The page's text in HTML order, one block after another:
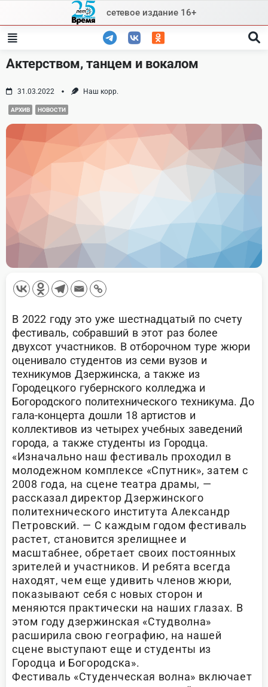
content
сетевое издание 16+
Актерством, танцем и вокалом
31.03.2022 Наш корр.
АРХИВ НОВОСТИ
В 2022 году это уже шестнадцатый по счету
фестиваль, собравший в этот раз более
двухсот участников. В отборочном туре жюри
оценивало студентов из семи вузов и
техникумов Дзержинска, а также из
Городецкого губернского колледжа и
Богородского политехнического техникума. До
гала-концерта дошли 18 артистов и
коллективов из четырех учебных заведений
города, а также студенты из Городца.
«Изначально наш фестиваль проходил в
молодежном комплексе «Спутник», затем с
2008 года, на сцене театра драмы, —
рассказал директор Дзержинского
политехнического института Александр
Петровский. — С каждым годом фестиваль
растет, становится зрелищнее и
масштабнее, обретает своих постоянных
зрителей и участников. И ребята всегда
находят, чем еще удивить членов жюри,
показывают себя с новых сторон и
меняются практически на наших глазах. В
этом году дзержинская «Студволна»
расширила свою географию, на нашей
сцене выступают еще и студенты из
Городца и Богородска».
Фестиваль «Студенческая волна» включает